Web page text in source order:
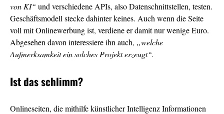
von KI“ und verschiedene APIs, also Datenschnittstellen, testen.
Geschäftsmodell stecke dahinter keines. Auch wenn die Seite
voll mit Onlinewerbung ist, verdiene er damit nur wenige Euro.
Abgesehen davon interessiere ihn auch, „welche
Aufmerksamkeit ein solches Projekt erzeugt“.
Ist das schlimm?
Onlineseiten, die mithilfe künstlicher Intelligenz Informationen